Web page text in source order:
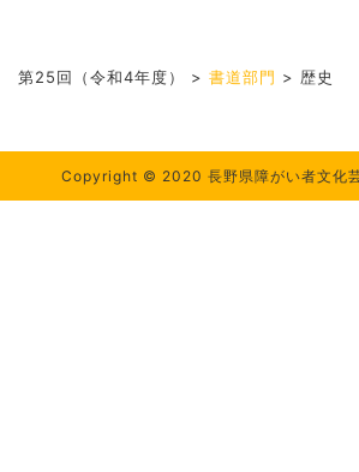
第25回（令和4年度） > 書道部門 > 歴史
Copyright © 2020 長野県障がい者文化